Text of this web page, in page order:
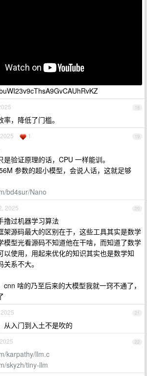
18
，降低了门槛。
19
1
验证原理的话，CPU 一样能训。
参数的超小模型，会说人话，这就足够
bd4sur/Nano
20
2025
撸过机器学习算法
架源码最大的区别在于，这些工具其实是数学
模型光看源码不知道他在干啥，而知道了数学
以使用，用起来优化的知识其实也是数学知
系不大。
cnn 啥的乃至后来的大模型我就一窍不通了，
21
从入门到入土不是吹的
22
karpathy/llm.c
skyzh/tiny-llm